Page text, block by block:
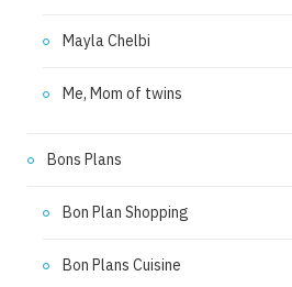
Mayla Chelbi
Me, Mom of twins
Bons Plans
Bon Plan Shopping
Bon Plans Cuisine